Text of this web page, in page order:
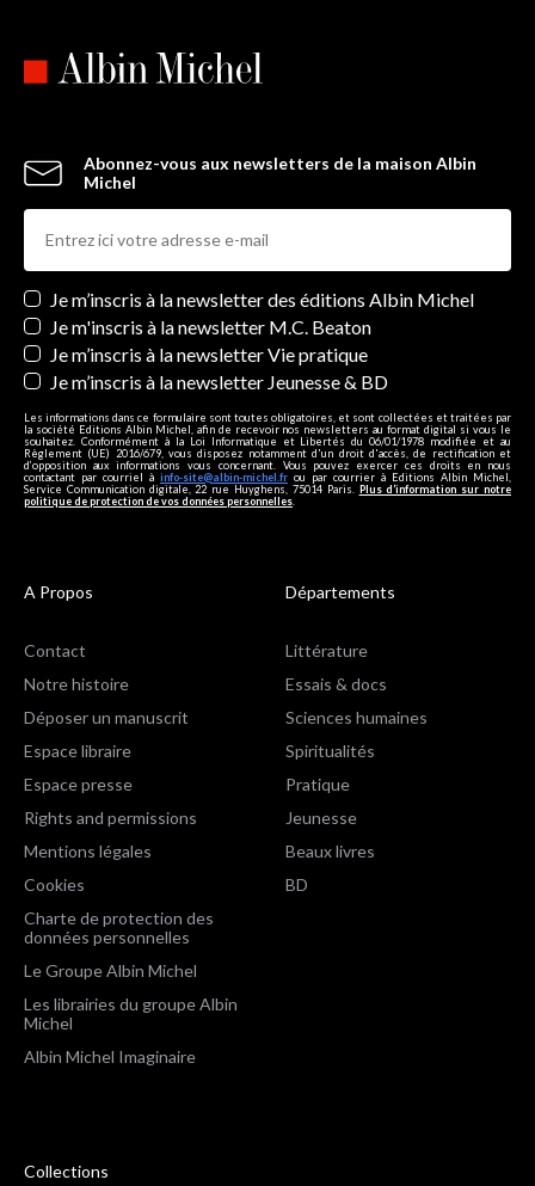
Abonnez-vous aux newsletters de la maison Albin
Michel
Newsletters
Je m’inscris à la newsletter des éditions Albin Michel
Je m'inscris à la newsletter M.C. Beaton
Je m’inscris à la newsletter Vie pratique
Je m’inscris à la newsletter Jeunesse & BD
Les informations dans ce formulaire sont toutes obligatoires, et sont collectées et traitées par
la société Editions Albin Michel, afin de recevoir nos newsletters au format digital si vous le
souhaitez. Conformément à la Loi Informatique et Libertés du 06/01/1978 modifiée et au
Règlement (UE) 2016/679, vous disposez notamment d'un droit d'accès, de rectification et
d’opposition aux informations vous concernant. Vous pouvez exercer ces droits en nous
contactant par courriel à info-site@albin-michel.fr ou par courrier à Editions Albin Michel,
Service Communication digitale, 22 rue Huyghens, 75014 Paris. Plus d’information sur notre
politique de protection de vos données personnelles
A Propos
Contact
Notre histoire
Déposer un manuscrit
Espace libraire
Espace presse
Rights and permissions
Mentions légales
Cookies
Charte de protection des
données personnelles
Le Groupe Albin Michel
Les librairies du groupe Albin
Michel
Albin Michel Imaginaire
Départements
Littérature
Essais & docs
Sciences humaines
Spiritualités
Pratique
Jeunesse
Beaux livres
BD
Collections